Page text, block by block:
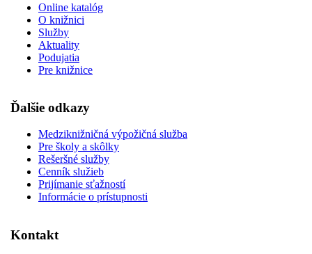
Online katalóg
O knižnici
Služby
Aktuality
Podujatia
Pre knižnice
Ďalšie odkazy
Medziknižničná výpožičná služba
Pre školy a skôlky
Rešeršné služby
Cenník služieb
Prijímanie sťažností
Informácie o prístupnosti
Kontakt